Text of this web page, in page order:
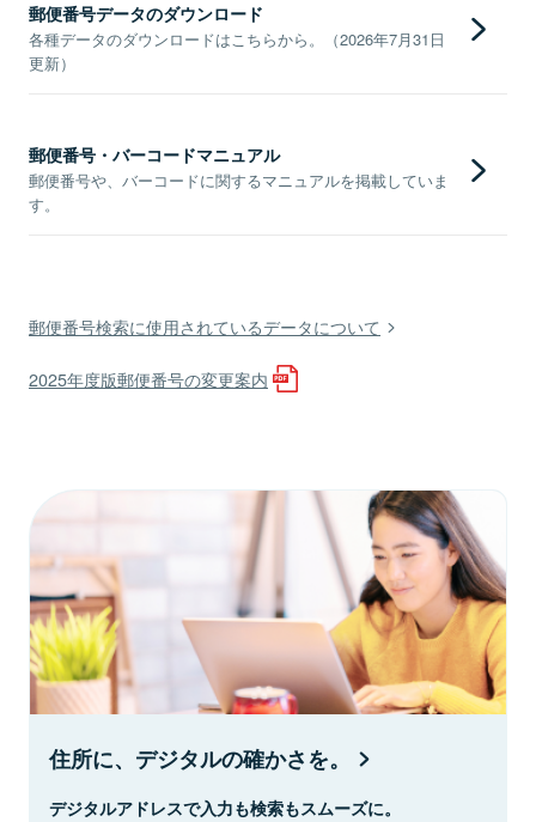
郵便番号データのダウンロード
各種データのダウンロードはこちらから。（2026年7月31日
更新）
郵便番号・バーコードマニュアル
郵便番号や、バーコードに関するマニュアルを掲載していま
す。
郵便番号検索に使用されているデータについて
2025年度版郵便番号の変更案内
住所に、デジタルの確かさを。
デジタルアドレスで入力も検索もスムーズに。